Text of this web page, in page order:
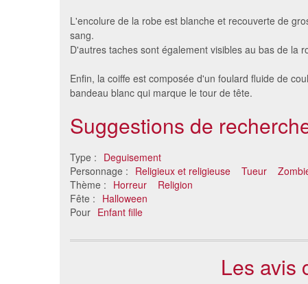
L'encolure de la robe est blanche et recouverte de
sang.
D'autres taches sont également visibles au bas de la
Enfin, la coiffe est composée d'un foulard fluide de
bandeau blanc qui marque le tour de tête.
Suggestions de
Type : Deguisement
Personnage : Religieux et religieuse Tueur
Thème : Horreur
Religion
Fête : Halloween
Pour Enfant fille
Costume de fillette squelette
20 €
Les avis